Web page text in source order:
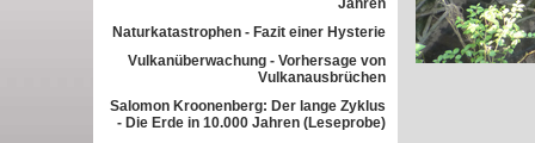
Jahren
Naturkatastrophen - Fazit einer Hysterie
Vulkanüberwachung - Vorhersage von
Vulkanausbrüchen
Salomon Kroonenberg: Der lange Zyklus
- Die Erde in 10.000 Jahren (Leseprobe)